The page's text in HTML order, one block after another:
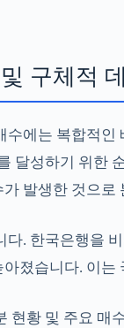
구체적
수에는 복합적인
달성하기 위한
발생한 것으로
다. 한국은행을
졌습니다. 이
현황 및 주요 매